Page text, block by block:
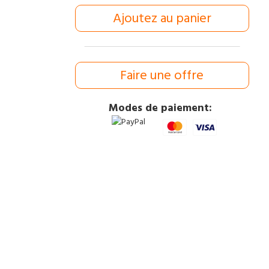
40,00 €. Ajoutez au panier
Faire une offre
Modes de paiement: